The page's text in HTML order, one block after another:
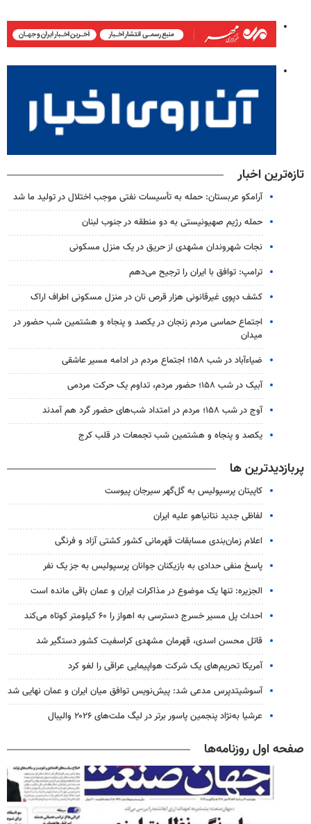
تازه‌ترین اخبار
آرامکو عربستان: حمله به تأسیسات نفتی موجب اختلال در تولید ما شد
حمله رژیم صهیونیستی به دو منطقه در جنوب لبنان
نجات شهروندان مشهدی از حریق در یک منزل مسکونی
ترامپ: توافق با ایران را ترجیح می‌دهم
کشف دپوی غیرقانونی هزار قرص نان در منزل مسکونی اطراف اراک
اجتماع حماسی مردم زنجان در یکصد و پنجاه و هشتمین شب حضور در
میدان
ضیاء‌آباد در شب ۱۵۸؛ اجتماع مردم در ادامه مسیر عاشقی
آبیک در شب ۱۵۸؛ حضور مردم، تداوم یک حرکت مردمی
آوج در شب ۱۵۸؛ مردم در امتداد شب‌های حضور گرد هم آمدند
یکصد و پنجاه و هشتمین شب تجمعات در قلب کرج
پربازدیدترین ها
کاپیتان پرسپولیس به گل‌گهر سیرجان پیوست
لفاظی جدید نتانیاهو علیه ایران
اعلام زمان‌بندی مسابقات قهرمانی کشور کشتی آزاد و فرنگی
پاسخ منفی حدادی به بازیکنان جوانان پرسپولیس به جز یک نفر
الجزیره: تنها یک موضوع در مذاکرات ایران و عمان باقی مانده است
احداث پل مسیر خسرج دسترسی به اهواز را ۶۰ کیلومتر کوتاه می‌کند
قاتل محسن اسدی، قهرمان مشهدی کراسفیت کشور دستگیر شد
آمریکا تحریم‌های یک شرکت هواپیمایی عراقی را لغو کرد
آسوشیتدپرس مدعی شد: پیش‌نویس توافق میان ایران و عمان نهایی شد
عرشیا به‌نژاد پنجمین پاسور برتر در لیگ ملت‌های ۲۰۲۶ والیبال
صفحه اول روزنامه‌ها